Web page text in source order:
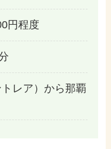
円程度
レア）から那覇